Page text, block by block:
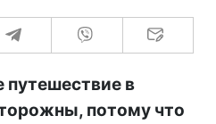
путешествие в
потому что